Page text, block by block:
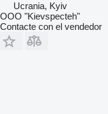
Ucrania, Kyiv
OOO "Kievspecteh"
Contacte con el vendedor